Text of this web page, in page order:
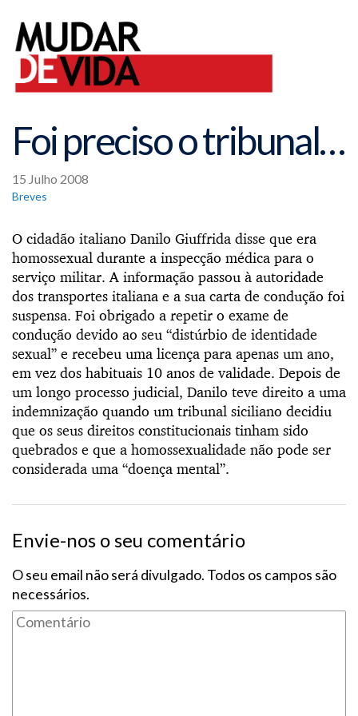
Foi preciso o tribunal…
15 Julho 2008
Breves
O cidadão italiano Danilo Giuffrida disse que era
homossexual durante a inspecção médica para o
serviço militar. A informação passou à autoridade
dos transportes italiana e a sua carta de condução foi
suspensa. Foi obrigado a repetir o exame de
condução devido ao seu “distúrbio de identidade
sexual” e recebeu uma licença para apenas um ano,
em vez dos habituais 10 anos de validade. Depois de
um longo processo judicial, Danilo teve direito a uma
indemnização quando um tribunal siciliano decidiu
que os seus direitos constitucionais tinham sido
quebrados e que a homossexualidade não pode ser
considerada uma “doença mental”.
Envie-nos o seu comentário
O seu email não será divulgado. Todos os campos são
necessários.